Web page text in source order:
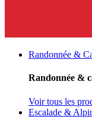
Randonnée &
Randonnée &
Voir tous les
Escalade &